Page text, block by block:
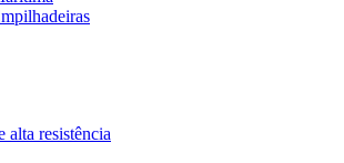
alta resistência